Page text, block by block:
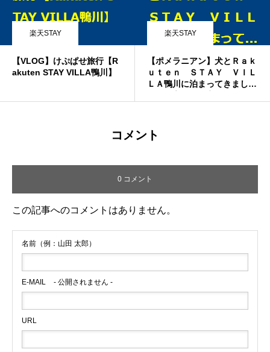
楽天STAY
【VLOG】けぷぱせ旅行【R
akuten STAY VILLA鴨川】
楽天STAY
【ポメラニアン】犬とＲａｋ
ｕｔｅｎ ＳＴＡＹ ＶＩＬ
ＬＡ鴨川に泊まってきまし
コメント
0 コメント
この記事へのコメントはありません。
名前（例：山田 太郎）
E-MAIL - 公開されません -
URL